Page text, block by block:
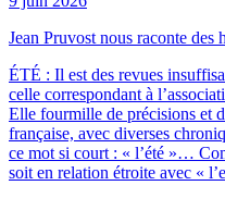
Jean Pruvost nous raconte des
ÉTÉ : Il est des revues
celle correspondant à
Elle fourmille de précisions et
française, avec diverses
ce mot si court : « l’été »…
soit en relation étroite avec «